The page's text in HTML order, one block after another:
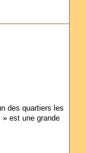
des quartiers les
est une grande